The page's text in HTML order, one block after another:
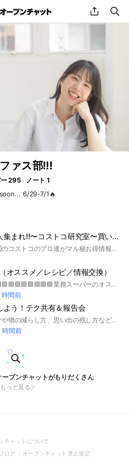
share
ァス部!!!
ー 295
ノート 1
6/29-7/1🔥
コストコ好きな人集まれ‼️〜コストコ研究室〜買い物・お得情報
コストコに通う全国のコストコのプロ達がマル秘お得情報などを紹介するグループです‼️
ススメ／レシピ／情報交換）
🟩🟩🟩🟩🟩🟩🟩🟩🟩🟩🟩🟩🟩🟩🟩🟩🟩業務スーパーのオススメ商品・レシピ・情報交換チャット🟩🟩🟩🟩🟩🟩🟩🟩🟩🟩🟩🟩🟩🟩🟩 おかげさまで業務スーパー本部の方までも参加する情報板になりました‼️ 料理スキルの高いママさん方のレシピや料理写真がノート、リレーで雑誌並みに蓄積中❤️ ひたすら飯テロリレー開催中😘 皆さんの食卓の写真は色とりどりで雑誌並み⁉️ 是非是非ご参加下さい❣️
時間前
よう！テク共有＆報告会
家の中の片付けテクや物の減らし方、思い出の残し方などを共有！片付けできたら報告し合おう！ #断捨離 #大掃除 #片付け #ミニマリスト #掃除 #テク #お得 #節約 #収納 #スッキリ
時間前
プンチャットがもりだくさん
もっと見る
チャットについて
in
ログ (Open
オープンチャット禁止規定(Open